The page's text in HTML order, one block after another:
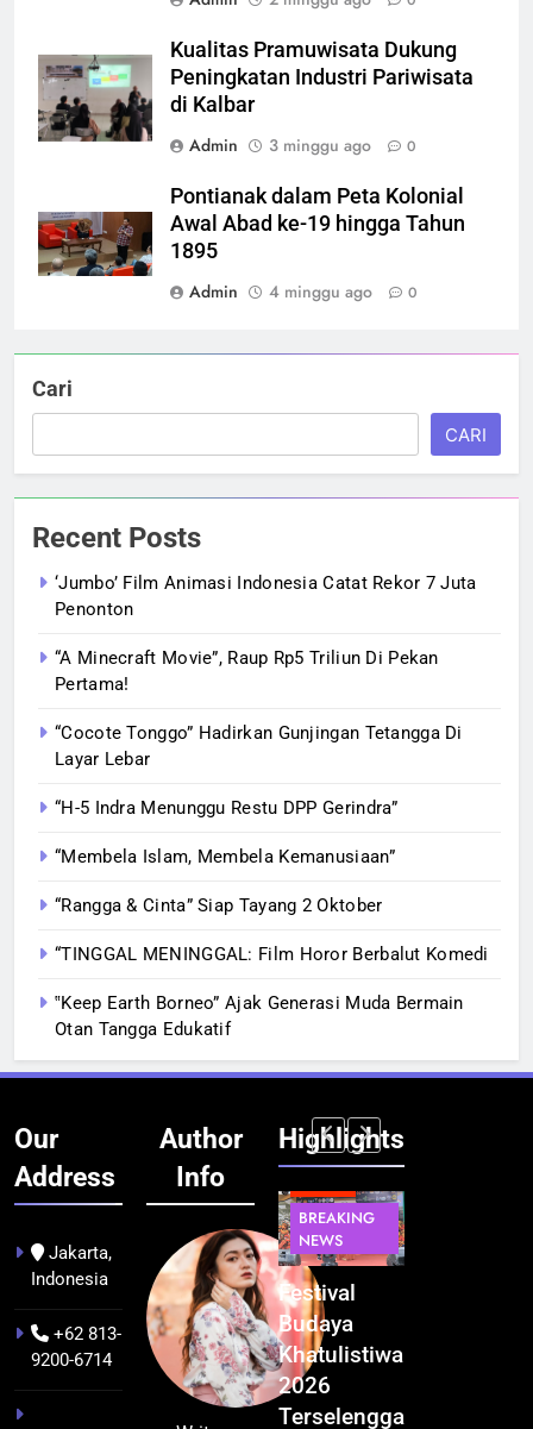
Kualitas Pramuwisata Dukung
Peningkatan Industri Pariwisata
di Kalbar
Admin
3 minggu ago 0
Pontianak dalam Peta Kolonial
Awal Abad ke-19 hingga Tahun
1895
Admin
4 minggu ago 0
Cari
CARI
Recent Posts
‘Jumbo’ Film Animasi Indonesia Catat Rekor 7 Juta
Penonton
“A Minecraft Movie”, Raup Rp5 Triliun Di Pekan
Pertama!
“Cocote Tonggo” Hadirkan Gunjingan Tetangga Di
Layar Lebar
“H-5 Indra Menunggu Restu DPP Gerindra”
“Membela Islam, Membela Kemanusiaan”
“Rangga & Cinta” Siap Tayang 2 Oktober
“TINGGAL MENINGGAL: Film Horor Berbalut Komedi
‟Keep Earth Borneo” Ajak Generasi Muda Bermain
Otan Tangga Edukatif
Our
Address
Jakarta,
Indonesia
+62 813-
9200-6714
Author
Info
Highlights
BERITA
NEWS
Kualitas
Pramuwisata
Dukung
Peningkatan
TEKNOLOGI
Indonesia
Resmi
Bangun AI
Factory
BREAKING
NEWS
Festival
Budaya
Khatulistiwa
2026
Terselenggara